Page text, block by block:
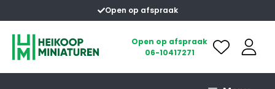
naar
inhoud
Open op afspraak
Open op afspraak
06-10417271